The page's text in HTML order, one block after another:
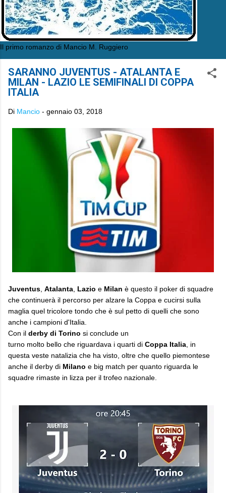
Il primo romanzo di Mancio M. Ruggiero
SARANNO JUVENTUS - ATALANTA E
MILAN - LAZIO LE SEMIFINALI DI COPPA
ITALIA
Di Mancio - gennaio 03, 2018
Juventus Atalanta Lazio e Milan è questo il poker di squadre
che continuerà il percorso per alzare la Coppa e cucirsi sulla
maglia quel tricolore tondo che è sul petto di quelli che sono
anche i campioni d'Italia.
Con il derby di Torino si conclude un
turno molto bello che riguardava i quarti di Coppa Italia , in
questa veste natalizia che ha visto, oltre che quello piemontese
anche il derby di Milano e big match per quanto riguarda le
squadre rimaste in lizza per il trofeo nazionale.